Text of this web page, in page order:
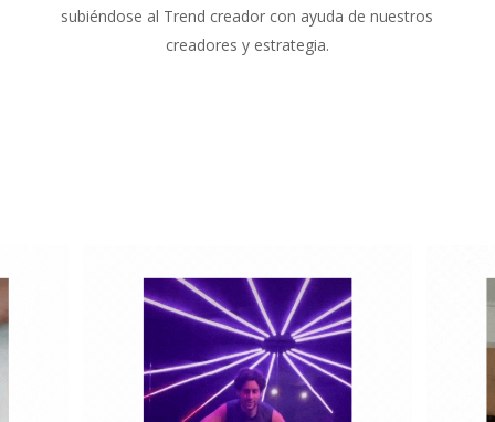
subiéndose al Trend creador con ayuda de nuestros
creadores y estrategia.